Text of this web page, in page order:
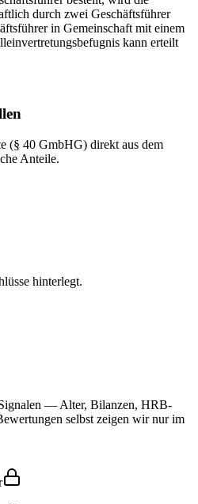
durch zwei Geschäftsführer
in Gemeinschaft mit einem
kann erteilt
(§ 40 GmbHG) direkt aus dem
Anteile.
hinterlegt.
— Alter, Bilanzen, HRB-
selbst zeigen wir nur im